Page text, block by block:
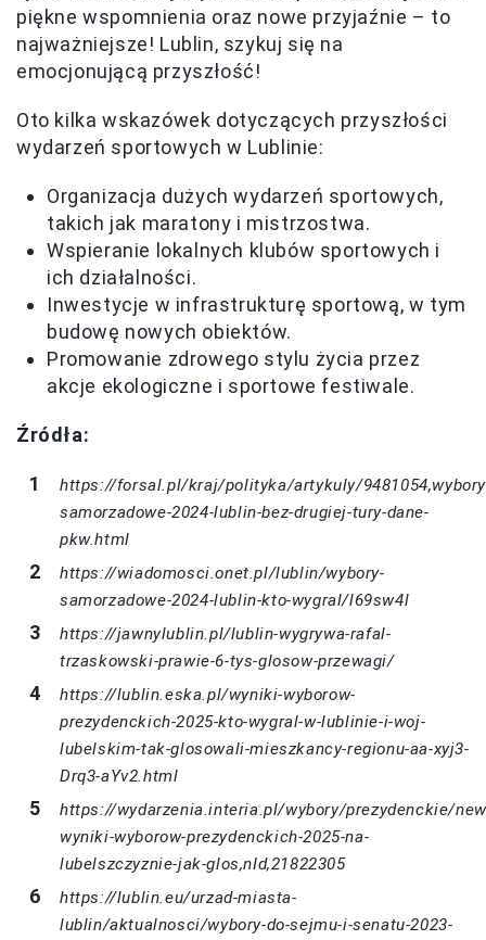
piękne wspomnienia oraz nowe przyjaźnie – to
najważniejsze! Lublin, szykuj się na
emocjonującą przyszłość!
Oto kilka wskazówek dotyczących przyszłości
wydarzeń sportowych w Lublinie:
Organizacja dużych wydarzeń sportowych,
takich jak maratony i mistrzostwa.
Wspieranie lokalnych klubów sportowych i
ich działalności.
Inwestycje w infrastrukturę sportową, w tym
budowę nowych obiektów.
Promowanie zdrowego stylu życia przez
akcje ekologiczne i sportowe festiwale.
Źródła:
https://forsal.pl/kraj/polityka/artykuly/
samorzadowe-2024-lublin-bez-drugiej-tury-dane-
pkw.html
https://wiadomosci.onet.pl/lublin/wybory-
samorzadowe-2024-lublin-kto-wygral/l69sw4l
https://jawnylublin.pl/lublin-wygrywa-rafal-
trzaskowski-prawie-6-tys-glosow-przewagi/
https://lublin.eska.pl/wyniki-wyborow-
prezydenckich-2025-kto-wygral-w-lublinie-i-woj-
lubelskim-tak-glosowali-mieszkancy-regionu-aa-xyj3-
Drq3-aYv2.html
https://wydarzenia.interia.pl/wybory/prezydenckie/
wyniki-wyborow-prezydenckich-2025-na-
lubelszczyznie-jak-glos,nId,21822305
https://lublin.eu/urzad-miasta-
lublin/aktualnosci/wybory-do-sejmu-i-senatu-2023-